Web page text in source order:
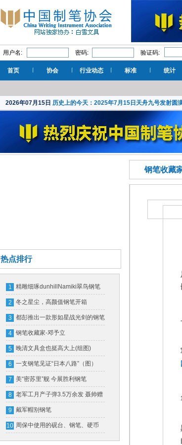
用户名: 密码: 验证码:
首页 协会 行业动态 标准 统计
2026年07月15日 历史上的今天：2025年7月15日天舟九号发射圆
热点排行
1 精雕细琢dunhillNamiki翠鸟钢笔
2 冬之星尘，高颜值钢笔开箱
3 都彭推出一款形如星战光剑的钢笔
一支售价16万
4 钢笔收藏家-邓予立
5 晚清文具盒也挺高大上(组图)
6 一支钢笔见证“日本八路”（图）
7 美“密苏里”舰 今展胜利钢笔
8 老军工月产子弹3.5万余发 聂帅赠
钢笔奖励
9 戴军帽别钢笔
10 周保中使用的砚台、钢笔、硬币
(图)
钢笔收藏